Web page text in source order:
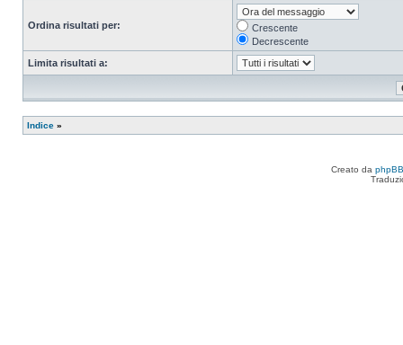
Ordina risultati per:
Crescente
Decrescente
Limita risultati a:
Indice »
Creato da phpBB